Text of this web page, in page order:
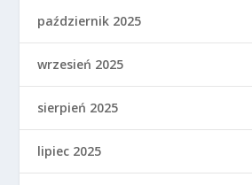
październik 2025
wrzesień 2025
sierpień 2025
lipiec 2025